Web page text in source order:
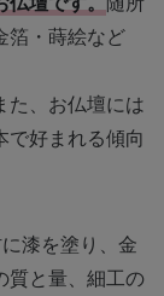
箔・蒔絵など
た、お仏壇には
で好まれる傾向
漆を塗り、金
質と量、細工の